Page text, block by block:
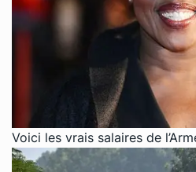
Voici les vrais salaires de